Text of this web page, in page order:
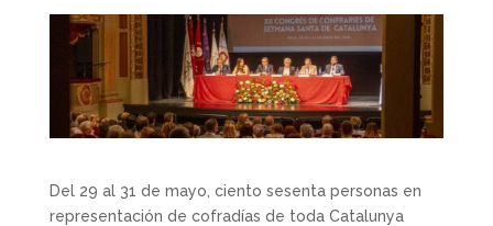
Del 29 al 31 de mayo, ciento sesenta personas en
representación de cofradías de toda Catalunya